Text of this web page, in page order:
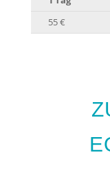
55 €